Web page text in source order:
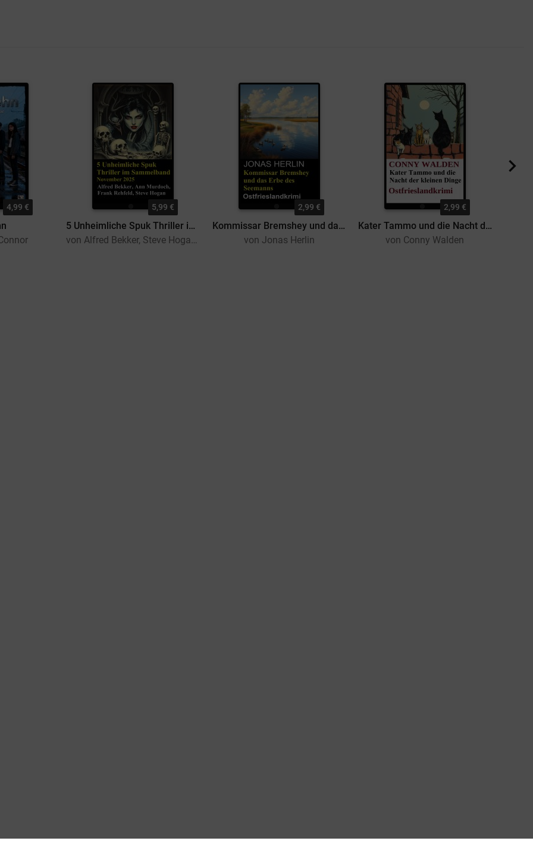
4,99 € 5,99 €
5 Unheimliche Spuk Thriller im Sammelband November 2025
von Alfred Bekker, Steve Hogan, Ann Murdoch, Frank Rehfeld
2,99 €
Kommissar Bremshey und das Erbe des Seemanns: Ostfrieslandkrimi
von Jonas Herlin
2,99 €
Kater Tammo und die Nacht der kleinen Dinge: Ostfrieslandkrimi
von Conny Walden